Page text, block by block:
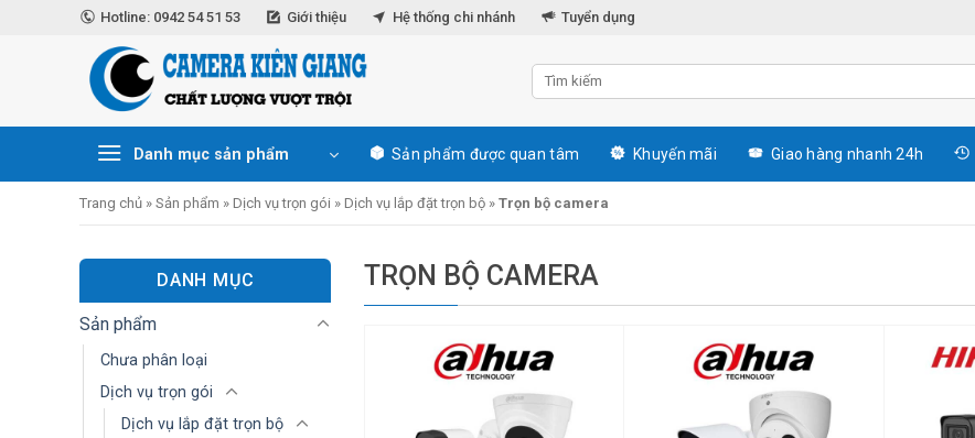
Hotline: 0942 54 51 53 Giới thiệu Hệ thống chi nhánh Tuyển dụng
Danh mục sản phẩm Sản phẩm được quan tâm Khuyến mãi Giao hàng nhanh 24h
Trang chủ » Sản phẩm » Dịch vụ trọn gói » Dịch vụ lắp đặt trọn bộ » Trọn bộ camera
DANH MỤC
Sản phẩm
Chưa phân loại
Dịch vụ trọn gói
Dịch vụ lắp đặt trọn bộ
TRỌN BỘ CAMERA